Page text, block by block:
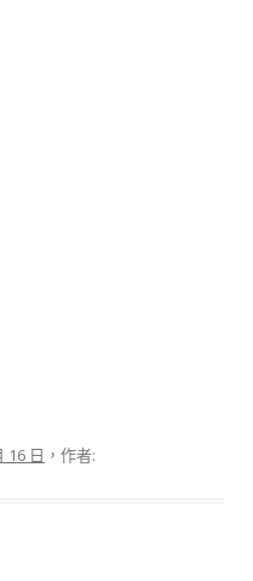
16 日 ，作者: